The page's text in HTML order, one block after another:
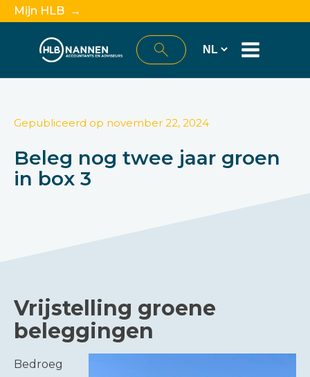
Mijn HLB →
Gepubliceerd op november 22, 2024
Beleg nog twee jaar groen
in box 3
Vrijstelling groene
beleggingen
Bedroeg